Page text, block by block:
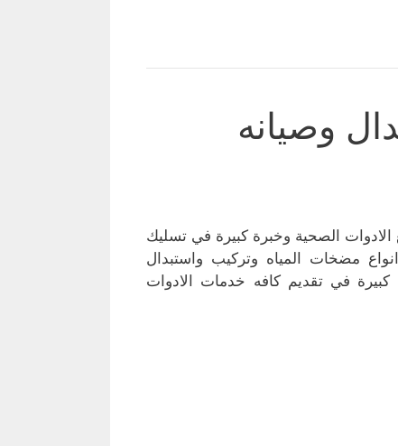
وصيانه
الصحية وخبرة كبيرة في تسليك
مضخات المياه وتركيب واستبدال
في تقديم كافه خدمات الادوات